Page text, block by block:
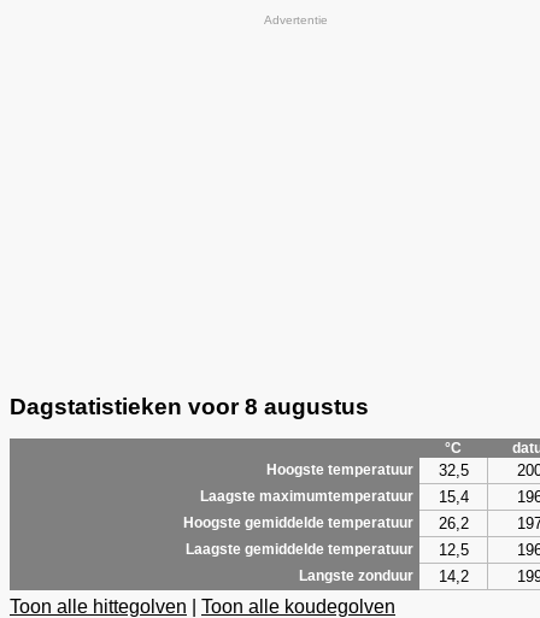
Advertentie
Dagstatistieken voor 8 augustus
°C
Hoogste temperatuur
32,5
Laagste maximumtemperatuur 15,4
Hoogste gemiddelde temperatuur 26,2
Laagste gemiddelde temperatuur 12,5
Langste zonduur 14,2
Toon alle hittegolven
Toon alle koudegolven